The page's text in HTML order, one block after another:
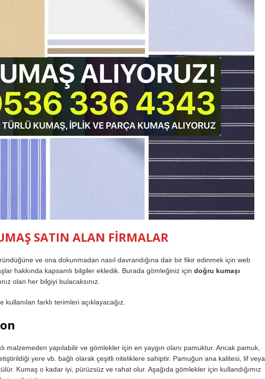
SATIN ALAN FİRMALAR
ve ona dokunmadan nasıl davrandığına dair bir fikir edinmek için web
hakkında kapsamlı bilgiler ekledik. Burada gömleğiniz için doğru kumaşı
olan her bilgiyi bulacaksınız.
kullanılan farklı terimleri açıklayacağız.
malzemeden yapılabilir ve gömlekler için en yaygın olanı pamuktur. Ancak pamuk,
yere vb. bağlı olarak çeşitli niteliklere sahiptir. Pamuğun ana kalitesi, lif veya
Kumaş o kadar iyi, pürüzsüz ve rahat olur. Aşağıda gömlekler için kullandığımız